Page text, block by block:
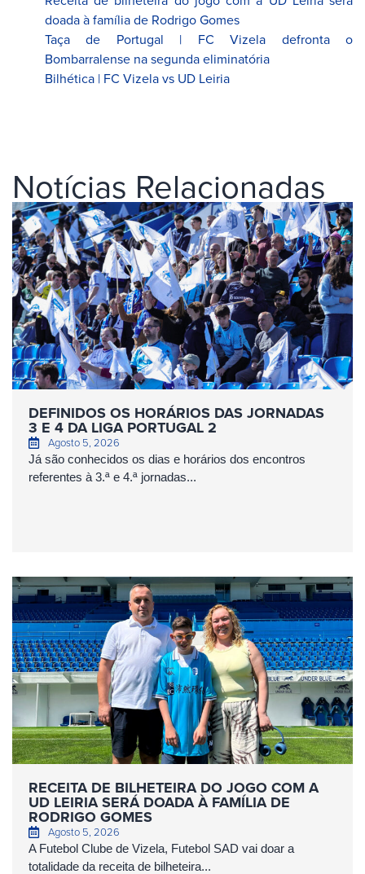
doada à família de Rodrigo Gomes
Taça de Portugal | FC Vizela defronta o
Bombarralense na segunda eliminatória
Bilhética | FC Vizela vs UD Leiria
Notícias Relacionadas
DEFINIDOS OS HORÁRIOS DAS JORNADAS
3 E 4 DA LIGA PORTUGAL 2
Agosto 5, 2026
Já são conhecidos os dias e horários dos encontros
referentes à 3.ª e 4.ª jornadas...
RECEITA DE BILHETEIRA DO JOGO COM A
UD LEIRIA SERÁ DOADA À FAMÍLIA DE
RODRIGO GOMES
Agosto 5, 2026
A Futebol Clube de Vizela, Futebol SAD vai doar a
totalidade da receita de bilheteira...